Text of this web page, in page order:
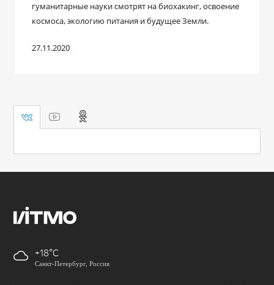
гуманитарные науки смотрят на биохакинг, освоение
космоса, экологию питания и будущее Земли.
27.11.2020
+18
Санкт-Петербург, Россия